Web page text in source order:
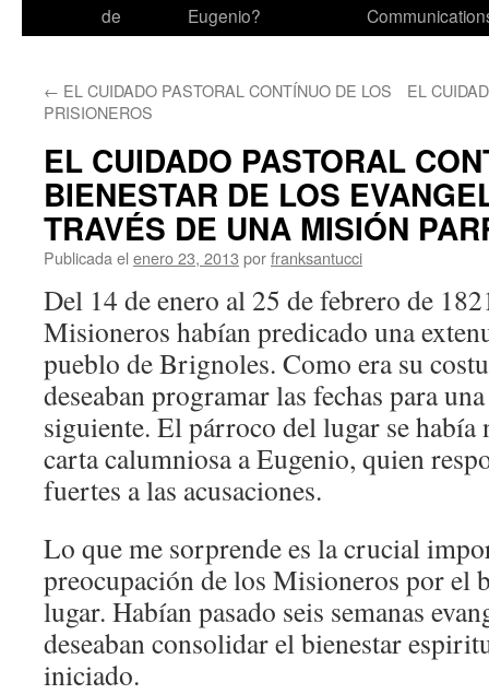
de
Eugenio?
← EL CUIDADO PASTORAL CONTÍNUO DE LOS
PRISIONEROS
EL
EL CUIDADO PASTORAL
BIENESTAR DE LOS
TRAVÉS DE UNA MISIÓN
Publicada el enero 23, 2013 porfranksantucci
Del 14 de enero al 25 de febrero de
Misioneros habían predicado una
pueblo de Brignoles. Como era su
deseaban programar las fechas para
siguiente. El párroco del lugar se había
carta calumniosa a Eugenio, quien
fuertes a las acusaciones.
Lo que me sorprende es la crucial
preocupación de los Misioneros por el
lugar. Habían pasado seis semanas
deseaban consolidar el bienestar
iniciado.